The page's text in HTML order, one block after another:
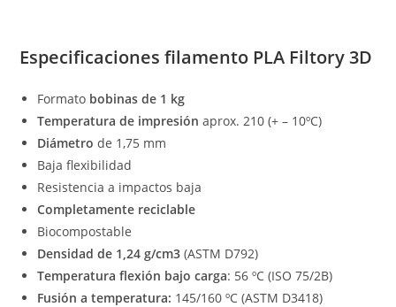
Especificaciones filamento PLA Filtory 3D
Formato bobinas de 1 kg
Temperatura de impresión aprox. 210 (+ – 10ºC)
Diámetro de 1,75 mm
Baja flexibilidad
Resistencia a impactos baja
Completamente reciclable
Biocompostable
Densidad de 1,24 g/cm3 (ASTM D792)
Temperatura flexión bajo carga: 56 ºC (ISO 75/2B)
Fusión a temperatura: 145/160 ºC (ASTM D3418)